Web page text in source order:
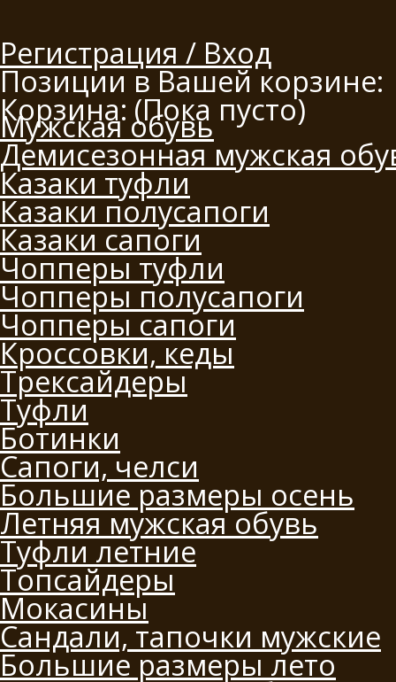
Регистрация / Вход
Позиции в Вашей корзине:
Корзина: (Пока пусто)
Мужская обувь
Демисезонная мужская
Казаки туфли
Казаки полусапоги
Казаки сапоги
Чопперы туфли
Чопперы полусапоги
Чопперы сапоги
Кроссовки, кеды
Трексайдеры
Туфли
Ботинки
Сапоги, челси
Большие размеры осень
Летняя мужская обувь
Туфли летние
Топсайдеры
Мокасины
Сандали, тапочки мужские
Большие размеры лето